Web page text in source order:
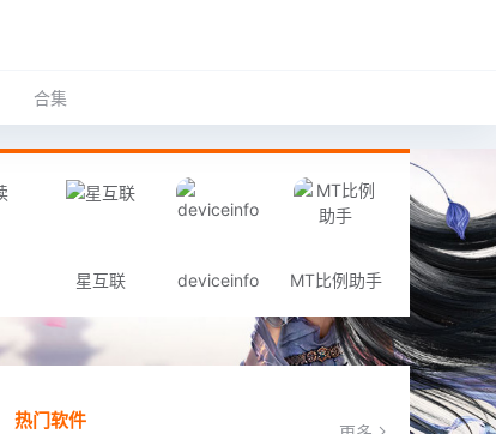
合集
星互联 deviceinfo MT比例助手
热门软件